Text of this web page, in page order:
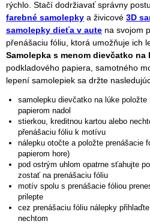
rýchlo. Stačí dodržiavať správny
farebné samolepky a živicové 3D
samolepky dieťa v aute na svojom
přenášaciu fóliu, ktorá umožňuje ich
Samolepka s menom dievčatko na
podkladového papiera, samotného
lepení samolepiek sa držte
samolepku dievčatko na lúke položte
papierom nadol
stierkou, kreditnou kartou alebo
přenášaciu fóliu k motívu
nálepku otočte a položte prenášacie
papierom hore)
pod ostrým uhlom opatrne sťahujte
zostať na prenášaciu fóliu
motív spolu s prenášacie fóliou
prilepte
cez prenášaciu fóliu nálepky
nechtom